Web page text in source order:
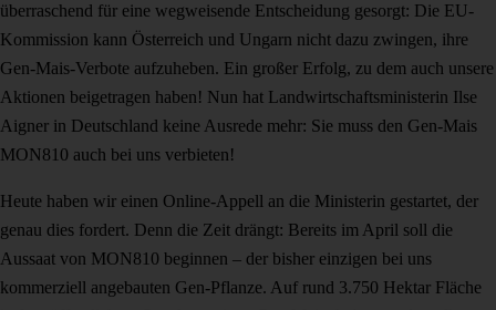
überraschend für eine wegweisende Entscheidung gesorgt: Die EU-
Kommission kann Österreich und Ungarn nicht dazu zwingen, ihre
Gen-Mais-Verbote aufzuheben. Ein großer Erfolg, zu dem auch unsere
Aktionen beigetragen haben! Nun hat Landwirtschaftsministerin Ilse
Aigner in Deutschland keine Ausrede mehr: Sie muss den Gen-Mais
MON810 auch bei uns verbieten!
Heute haben wir einen Online-Appell an die Ministerin gestartet, der
genau dies fordert. Denn die Zeit drängt: Bereits im April soll die
Aussaat von MON810 beginnen – der bisher einzigen bei uns
kommerziell angebauten Gen-Pflanze. Auf rund 3.750 Hektar Fläche